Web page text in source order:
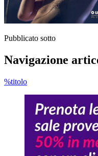
Pubblicato sotto
Navigazione
%titolo